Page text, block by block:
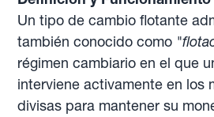
Un tipo de cambio flotante
también conocido como
régimen cambiario en el que
interviene activamente en los
divisas para mantener su